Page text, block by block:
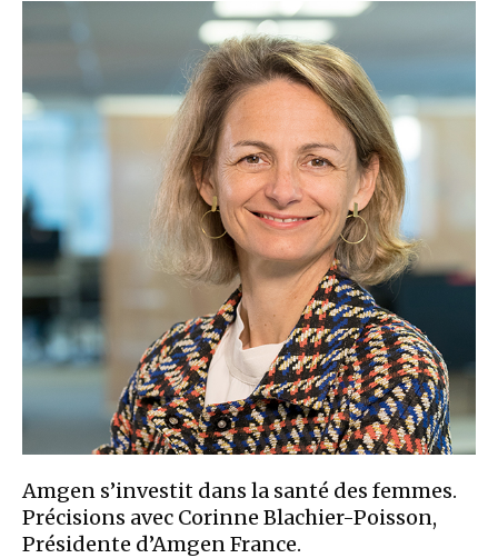
Amgen s’investit dans la santé des femmes.
Précisions avec Corinne Blachier-Poisson,
Présidente d’Amgen France.